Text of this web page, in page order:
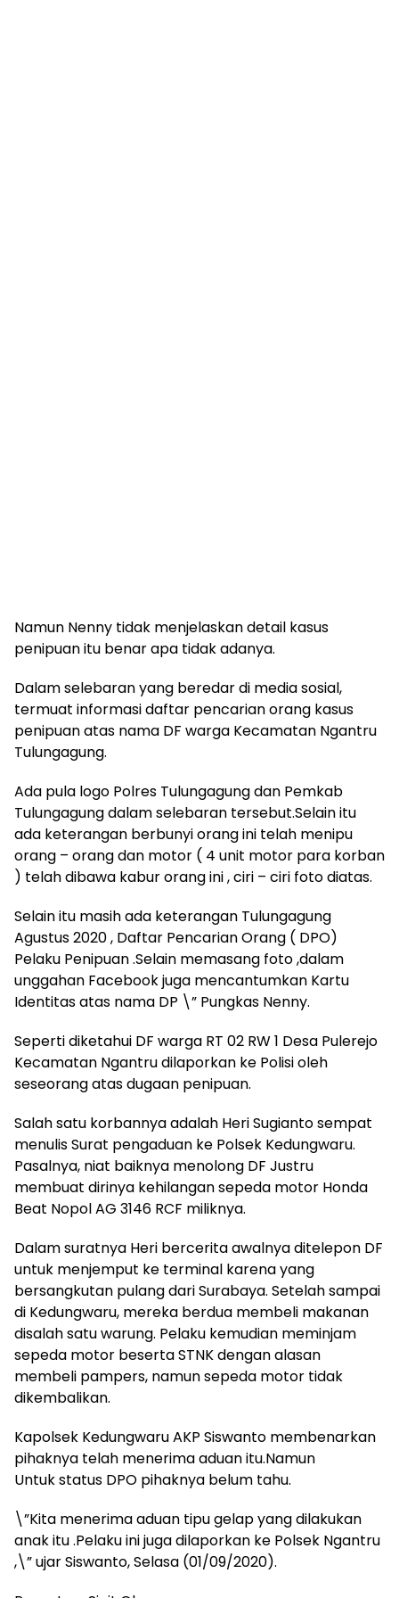
Namun Nenny tidak menjelaskan detail kasus
penipuan itu benar apa tidak adanya.
Dalam selebaran yang beredar di media sosial,
termuat informasi daftar pencarian orang kasus
penipuan atas nama DF warga Kecamatan Ngantru
Tulungagung.
Ada pula logo Polres Tulungagung dan Pemkab
Tulungagung dalam selebaran tersebut.Selain itu
ada keterangan berbunyi orang ini telah menipu
orang – orang dan motor ( 4 unit motor para korban
) telah dibawa kabur orang ini , ciri – ciri foto diatas.
Selain itu masih ada keterangan Tulungagung
Agustus 2020 , Daftar Pencarian Orang ( DPO)
Pelaku Penipuan .Selain memasang foto ,dalam
unggahan Facebook juga mencantumkan Kartu
Identitas atas nama DP \” Pungkas Nenny.
Seperti diketahui DF warga RT 02 RW 1 Desa Pulerejo
Kecamatan Ngantru dilaporkan ke Polisi oleh
seseorang atas dugaan penipuan.
Salah satu korbannya adalah Heri Sugianto sempat
menulis Surat pengaduan ke Polsek Kedungwaru.
Pasalnya, niat baiknya menolong DF Justru
membuat dirinya kehilangan sepeda motor Honda
Beat Nopol AG 3146 RCF miliknya.
Dalam suratnya Heri bercerita awalnya ditelepon DF
untuk menjemput ke terminal karena yang
bersangkutan pulang dari Surabaya. Setelah sampai
di Kedungwaru, mereka berdua membeli makanan
disalah satu warung. Pelaku kemudian meminjam
sepeda motor beserta STNK dengan alasan
membeli pampers, namun sepeda motor tidak
dikembalikan.
Kapolsek Kedungwaru AKP Siswanto membenarkan
pihaknya telah menerima aduan itu.Namun
Untuk status DPO pihaknya belum tahu.
\”Kita menerima aduan tipu gelap yang dilakukan
anak itu .Pelaku ini juga dilaporkan ke Polsek Ngantru
,\” ujar Siswanto, Selasa (01/09/2020).